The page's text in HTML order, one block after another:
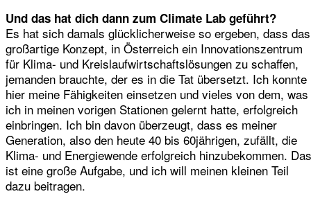
Und das hat dich dann zum Climate Lab geführt?
Es hat sich damals glücklicherweise so ergeben, dass das
großartige Konzept, in Österreich ein Innovationszentrum
für Klima- und Kreislaufwirtschaftslösungen zu schaffen,
jemanden brauchte, der es in die Tat übersetzt. Ich konnte
hier meine Fähigkeiten einsetzen und vieles von dem, was
ich in meinen vorigen Stationen gelernt hatte, erfolgreich
einbringen. Ich bin davon überzeugt, dass es meiner
Generation, also den heute 40 bis 60jährigen, zufällt, die
Klima- und Energiewende erfolgreich hinzubekommen. Das
ist eine große Aufgabe, und ich will meinen kleinen Teil
dazu beitragen.